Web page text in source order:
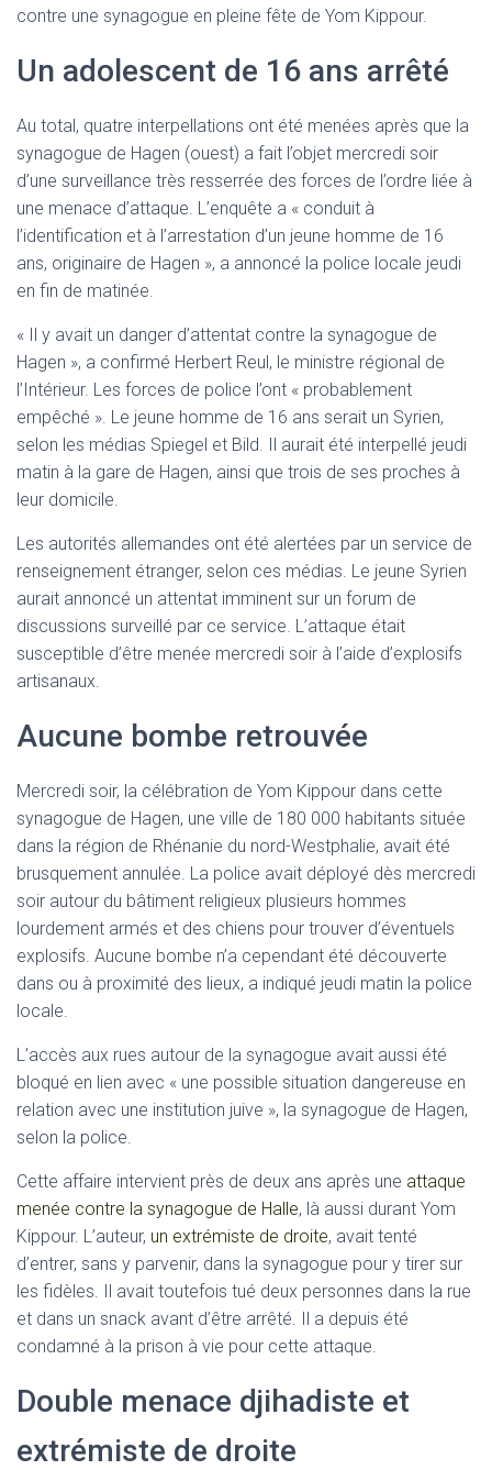
contre une synagogue en pleine fête de Yom Kippour.
Un adolescent de 16 ans arrêté
Au total, quatre interpellations ont été menées après que la
synagogue de Hagen (ouest) a fait l’objet mercredi soir
d’une surveillance très resserrée des forces de l’ordre liée à
une menace d’attaque. L’enquête a « conduit à
l’identification et à l’arrestation d’un jeune homme de 16
ans, originaire de Hagen », a annoncé la police locale jeudi
en fin de matinée.
« Il y avait un danger d’attentat contre la synagogue de
Hagen », a confirmé Herbert Reul, le ministre régional de
l’Intérieur. Les forces de police l’ont « probablement
empêché ». Le jeune homme de 16 ans serait un Syrien,
selon les médias Spiegel et Bild. Il aurait été interpellé jeudi
matin à la gare de Hagen, ainsi que trois de ses proches à
leur domicile.
Les autorités allemandes ont été alertées par un service de
renseignement étranger, selon ces médias. Le jeune Syrien
aurait annoncé un attentat imminent sur un forum de
discussions surveillé par ce service. L’attaque était
susceptible d’être menée mercredi soir à l’aide d’explosifs
artisanaux.
Aucune bombe retrouvée
Mercredi soir, la célébration de Yom Kippour dans cette
synagogue de Hagen, une ville de 180 000 habitants située
dans la région de Rhénanie du nord-Westphalie, avait été
brusquement annulée. La police avait déployé dès mercredi
soir autour du bâtiment religieux plusieurs hommes
lourdement armés et des chiens pour trouver d’éventuels
explosifs. Aucune bombe n’a cependant été découverte
dans ou à proximité des lieux, a indiqué jeudi matin la police
locale.
L’accès aux rues autour de la synagogue avait aussi été
bloqué en lien avec « une possible situation dangereuse en
relation avec une institution juive », la synagogue de Hagen,
selon la police.
Cette affaire intervient près de deux ans après une attaque
menée contre la synagogue de Halle, là aussi durant Yom
Kippour. L’auteur, un extrémiste de droite, avait tenté
d’entrer, sans y parvenir, dans la synagogue pour y tirer sur
les fidèles. Il avait toutefois tué deux personnes dans la rue
et dans un snack avant d’être arrêté. Il a depuis été
condamné à la prison à vie pour cette attaque.
Double menace djihadiste et
extrémiste de droite